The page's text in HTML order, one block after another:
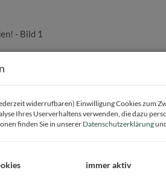
widerrufbaren) Einwilligung Cookies zum
Ihres Userverhaltens verwenden, die dazu
finden Sie in unserer Datenschutzerklärung
immer aktiv